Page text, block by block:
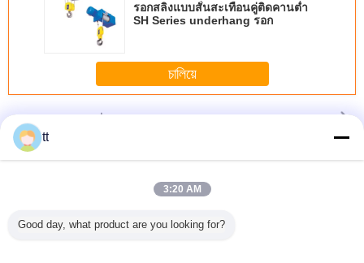
รอกสลิงแบบสั่นสะเทือนคู่ติดคานต่ำ
SH Series underhang รอก
চালিয়ে
มากกว่า กรงเครื่องชักรอก
Hoist
Type Spherical
Roasting Machine
tt
3:20 AM
Good day, what product are you looking for?